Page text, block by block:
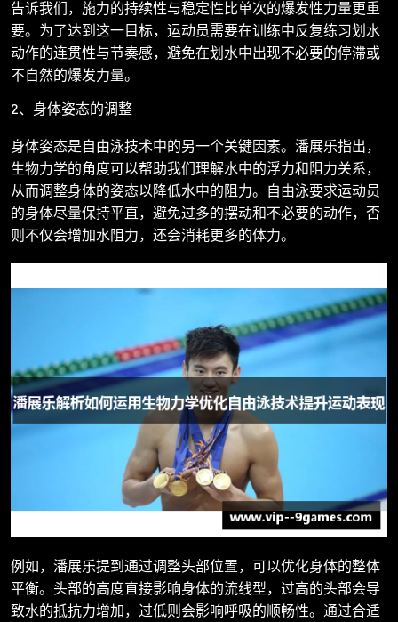
告诉我们，施力的持续性与稳定性比单次的爆发性力量更重
要。为了达到这一目标，运动员需要在训练中反复练习划水
动作的连贯性与节奏感，避免在划水中出现不必要的停滞或
不自然的爆发力量。
2、身体姿态的调整
身体姿态是自由泳技术中的另一个关键因素。潘展乐指出，
生物力学的角度可以帮助我们理解水中的浮力和阻力关系，
从而调整身体的姿态以降低水中的阻力。自由泳要求运动员
的身体尽量保持平直，避免过多的摆动和不必要的动作，否
则不仅会增加水阻力，还会消耗更多的体力。
例如，潘展乐提到通过调整头部位置，可以优化身体的整体
平衡。头部的高度直接影响身体的流线型，过高的头部会导
致水的抵抗力增加，过低则会影响呼吸的顺畅性。通过合适